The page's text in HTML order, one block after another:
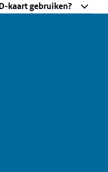
kaart gebruiken?